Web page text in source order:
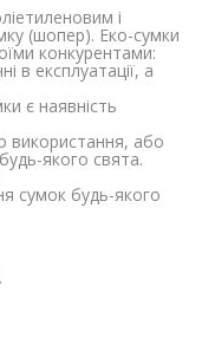
і
(шопер). Еко-сумки
конкурентами:
в експлуатації, а
є наявність
використання, або
якого свята.
сумок будь-якого